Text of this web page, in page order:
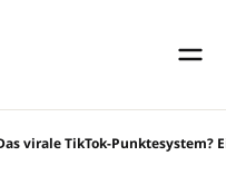
virale TikTok-Punktesystem?